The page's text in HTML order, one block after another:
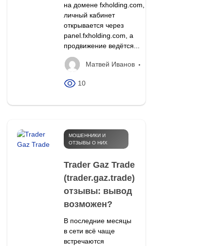
на домене fxholding.com,
личный кабинет
открывается через
panel.fxholding.com, а
продвижение ведётся...
Матвей Иванов
10
МОШЕННИКИ И
ОТЗЫВЫ О НИХ
Trader Gaz Trade
(trader.gaz.trade)
отзывы: вывод
возможен?
В последние месяцы
в сети всё чаще
встречаются